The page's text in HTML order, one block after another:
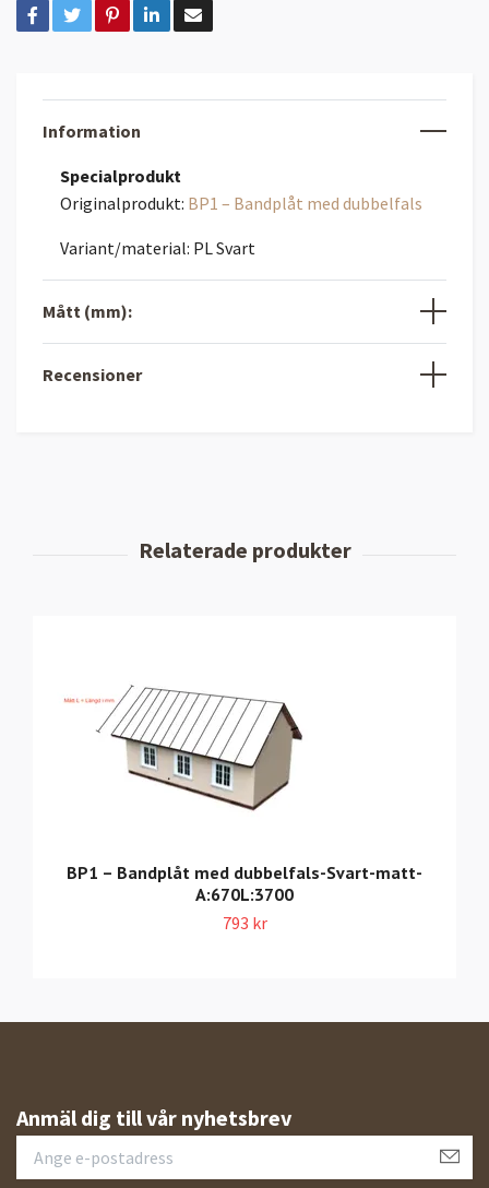
Information
Specialprodukt
Originalprodukt: BP1 – Bandplåt med dubbelfals
Variant/material: PL Svart
Mått (mm):
Recensioner
BP1 – Bandplåt med dubbelfals-Svart-matt-
A:670L:3700
793 kr
Anmäl dig till vår nyhetsbrev